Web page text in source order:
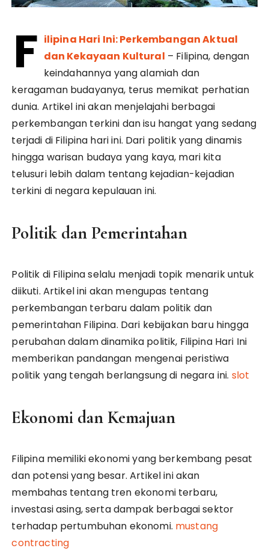
F ilipina Hari Ini: Perkembangan Aktual
dan Kekayaan Kultural – Filipina, dengan
keindahannya yang alamiah dan
keragaman budayanya, terus memikat perhatian
dunia. Artikel ini akan menjelajahi berbagai
perkembangan terkini dan isu hangat yang sedang
terjadi di Filipina hari ini. Dari politik yang dinamis
hingga warisan budaya yang kaya, mari kita
telusuri lebih dalam tentang kejadian-kejadian
terkini di negara kepulauan ini.
Politik dan Pemerintahan
Politik di Filipina selalu menjadi topik menarik untuk
diikuti. Artikel ini akan mengupas tentang
perkembangan terbaru dalam politik dan
pemerintahan Filipina. Dari kebijakan baru hingga
perubahan dalam dinamika politik, Filipina Hari Ini
memberikan pandangan mengenai peristiwa
politik yang tengah berlangsung di negara ini. slot
Ekonomi dan Kemajuan
Filipina memiliki ekonomi yang berkembang pesat
dan potensi yang besar. Artikel ini akan
membahas tentang tren ekonomi terbaru,
investasi asing, serta dampak berbagai sektor
terhadap pertumbuhan ekonomi. mustang
contracting